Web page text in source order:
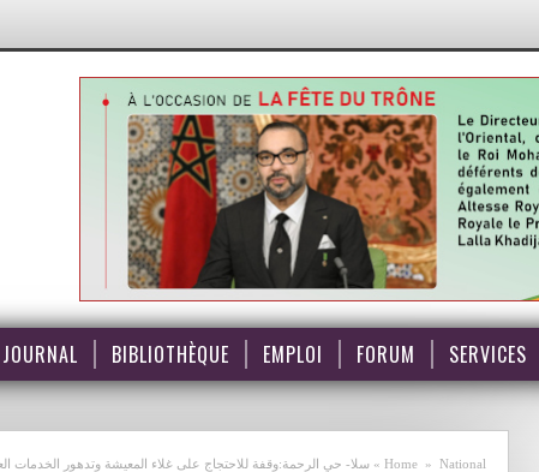
JOURNAL BIBLIOTHÈQUE EMPLOI FORUM SERVICES
Home » National
» سلا- حي الرحمة:وقفة للاحتجاج على غلاء المعيشة وتدهور الخدمات